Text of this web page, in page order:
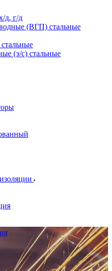
д, г/д
(ВГП) стальные
(э/с) стальные